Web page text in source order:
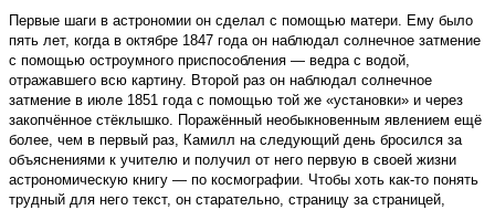
Первые шаги в астрономии он сделал с помощью матери. Ему было
пять лет, когда в октябре 1847 го­да он наблюдал солнечное затмение
с помощью остроумного приспособления — ведра с водой,
отражавшего всю картину. Второй раз он наблюдал солнечное
затмение в июле 1851 года с помощью той же «установки» и через
закопчённое стёклышко. Поражённый необыкновенным явлением ещё
более, чем в первый раз, Камилл на следующий день бросился за
объяснениями к учителю и получил от него первую в своей жизни
астрономическую книгу — по космографии. Чтобы хоть как-то понять
трудный для него текст, он старательно, страницу за страницей,